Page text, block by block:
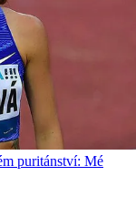
puritánství: Mé